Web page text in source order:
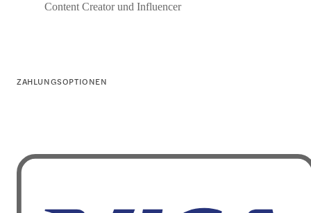
Content Creator und Influencer
ZAHLUNGSOPTIONEN